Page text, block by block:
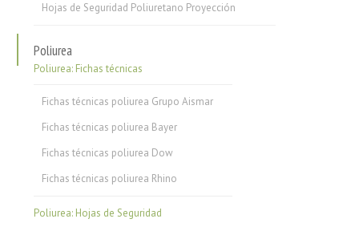
Hojas de Seguridad Poliuretano Proyección
Poliurea
Poliurea: Fichas técnicas
Fichas técnicas poliurea Grupo Aismar
Fichas técnicas poliurea Bayer
Fichas técnicas poliurea Dow
Fichas técnicas poliurea Rhino
Poliurea: Hojas de Seguridad